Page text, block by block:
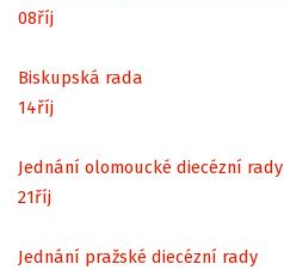
08říj
Biskupská rada
14říj
Jednání olomoucké diecézní rady
21říj
Jednání pražské diecézní rady